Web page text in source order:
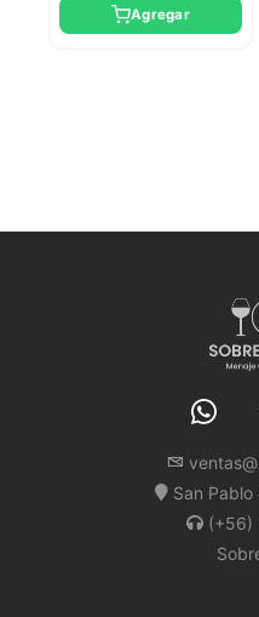
Agregar
San
(+56)